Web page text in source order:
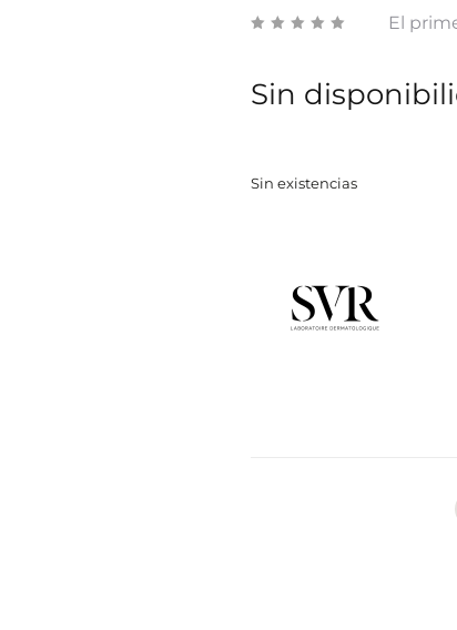
El
Sin
Sin existencias